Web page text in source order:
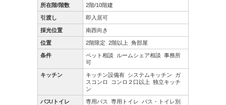
所在階/階数 2階/10階建
引渡し 即入居可
採光位置 南西向き
位置 2階限定 2階以上 角部屋
条件 ペット相談 ルームシェア相談 事務所
可
キッチン キッチン設備有 システムキッチン
ガ
スコンロ
コンロ２口以上 独立キッチ
ン
バス/トイレ 専用バス 専用トイレ
バス・トイレ別